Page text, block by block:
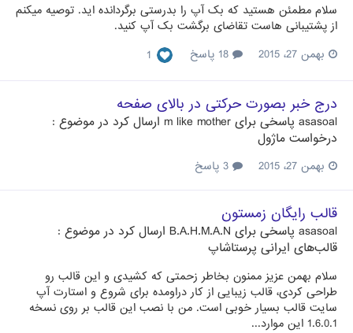
سلام مطمئن هستید که بک آپ را بدرستی برگردانده اید. توصیه میکنم
از پشتیبانی هاست تقاضای برگشت بک آپ کنید.
بهمن 27، 2015
1
درج خبر بصورت حرکتی در بالای صفحه
asasoal پاسخی برای m like mother ارسال کرد در موضوع :
درخواست ماژول
بهمن 27، 2015
قالب رایگان زمستون
asasoal پاسخی برای B.A.H.M.A.N ارسال کرد در موضوع :
قالب‌های ایرانی پرستاشاپ
سلام بهمن عزیز ممنون بخاطر زحمتی که کشیدی و این قالب رو
طراحی کردی، قالب زیبایی از کار دراومده برای شروع و استارت آپ
سایت قالب بسیار خوبی است. من با نصب این قالب بر روی نسخه
1.6.0.1 این موارد...